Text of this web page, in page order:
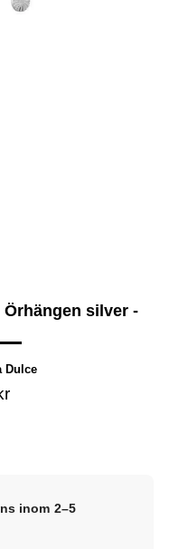
silver -
Dulce
inom 2–5